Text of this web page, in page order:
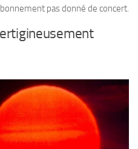
pas donné de concert.